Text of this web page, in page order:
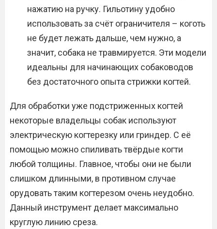
нажатию на ручку. Гильотину удобно
использовать за счёт ограничителя – коготь
не будет лежать дальше, чем нужно, а
значит, собака не травмируется. Эти модели
идеальны для начинающих собаководов
без достаточного опыта стрижки когтей.
Для обработки уже подстриженных когтей
некоторые владельцы собак используют
электрическую когтерезку или гриндер. С её
помощью можно спиливать твёрдые когти
любой толщины. Главное, чтобы они не были
слишком длинными, в противном случае
орудовать таким когтерезом очень неудобно.
Данный инструмент делает максимально
круглую линию среза.